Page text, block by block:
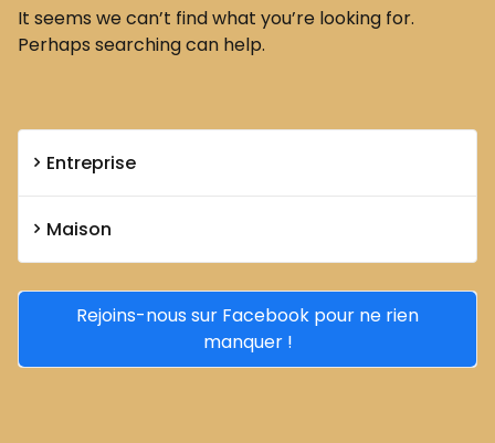
It seems we can’t find what you’re looking for.
Perhaps searching can help.
Entreprise
Maison
Rejoins-nous sur Facebook pour ne rien
manquer !